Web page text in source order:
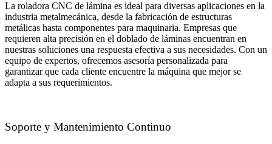
La roladora CNC de lámina es ideal para diversas aplicaciones en la
industria metalmecánica, desde la fabricación de estructuras
metálicas hasta componentes para maquinaria. Empresas que
requieren alta precisión en el doblado de láminas encuentran en
nuestras soluciones una respuesta efectiva a sus necesidades. Con un
equipo de expertos, ofrecemos asesoría personalizada para
garantizar que cada cliente encuentre la máquina que mejor se
adapta a sus requerimientos.
Soporte y Mantenimiento Continuo